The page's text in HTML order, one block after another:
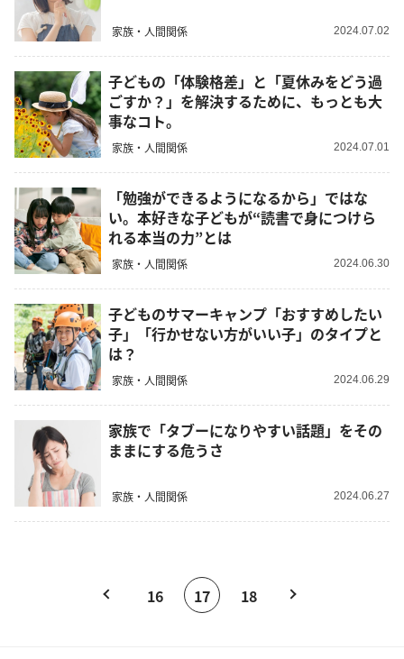
家族・人間関係 2024.07.02
子どもの「体験格差」と「夏休みをどう過
ごすか？」を解決するために、もっとも大
事なコト。
家族・人間関係 2024.07.01
「勉強ができるようになるから」ではな
い。本好きな子どもが“読書で身につけら
れる本当の力”とは
家族・人間関係 2024.06.30
子どものサマーキャンプ「おすすめしたい
子」「行かせない方がいい子」のタイプと
は？
家族・人間関係 2024.06.29
家族で「タブーになりやすい話題」をその
ままにする危うさ
家族・人間関係 2024.06.27
16 17 18